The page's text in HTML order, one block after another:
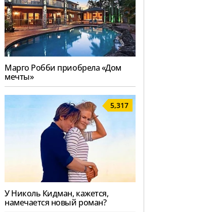
Марго Робби приобрела «Дом
мечты»
5,317
У Николь Кидман, кажется,
намечается новый роман?